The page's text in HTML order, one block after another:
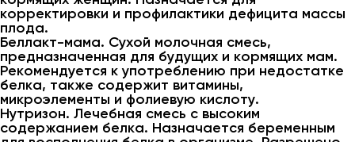
корректировки и профилактики дефицита массы
плода.
Беллакт-мама. Сухой молочная смесь,
предназначенная для будущих и кормящих мам.
Рекомендуется к употреблению при недостатке
белка, также содержит витамины,
микроэлементы и фолиевую кислоту.
Нутризон. Лечебная смесь с высоким
содержанием белка. Назначается беременным